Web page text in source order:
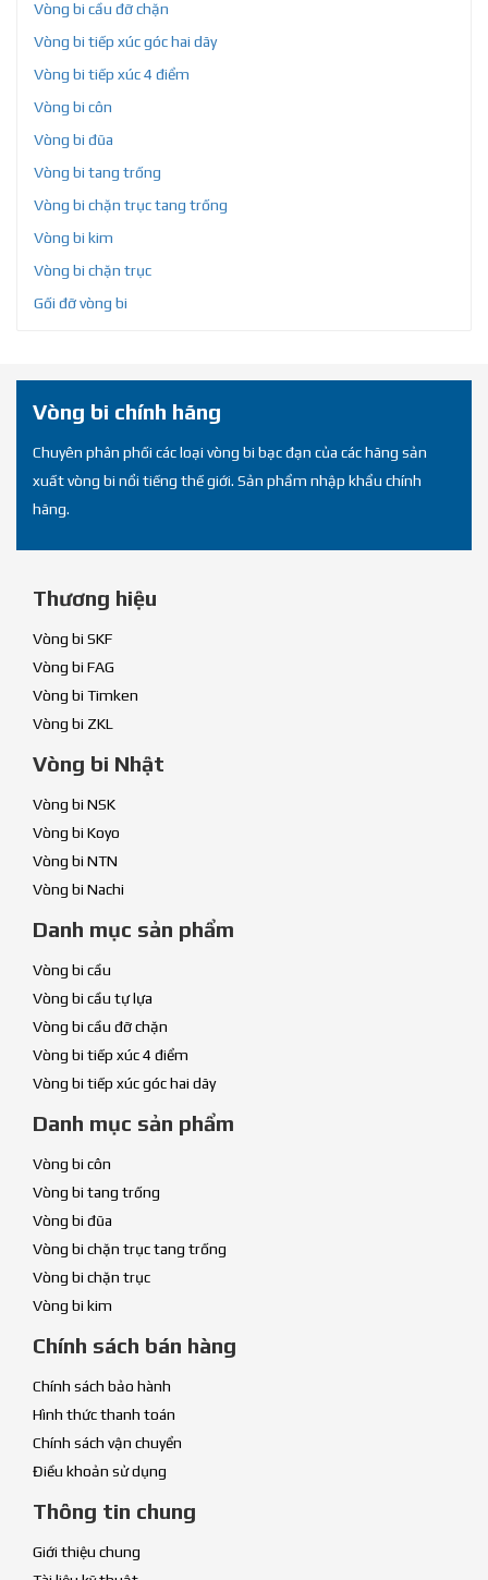
Vòng bi cầu đỡ chặn
Vòng bi tiếp xúc góc hai dãy
Vòng bi tiếp xúc 4 điểm
Vòng bi côn
Vòng bi đũa
Vòng bi tang trống
Vòng bi chặn trục tang trống
Vòng bi kim
Vòng bi chặn trục
Gối đỡ vòng bi
Vòng bi chính hãng
Chuyên phân phối các loại vòng bi bạc đạn của các hãng sản
xuất vòng bi nổi tiếng thế giới. Sản phẩm nhập khẩu chính
hãng.
Thương hiệu
Vòng bi SKF
Vòng bi FAG
Vòng bi Timken
Vòng bi ZKL
Vòng bi Nhật
Vòng bi NSK
Vòng bi Koyo
Vòng bi NTN
Vòng bi Nachi
Danh mục sản phẩm
Vòng bi cầu
Vòng bi cầu tự lựa
Vòng bi cầu đỡ chặn
Vòng bi tiếp xúc 4 điểm
Vòng bi tiếp xúc góc hai dãy
Danh mục sản phẩm
Vòng bi côn
Vòng bi tang trống
Vòng bi đũa
Vòng bi chặn trục tang trống
Vòng bi chặn trục
Vòng bi kim
Chính sách bán hàng
Chính sách bảo hành
Hình thức thanh toán
Chính sách vận chuyển
Điều khoản sử dụng
Thông tin chung
Giới thiệu chung